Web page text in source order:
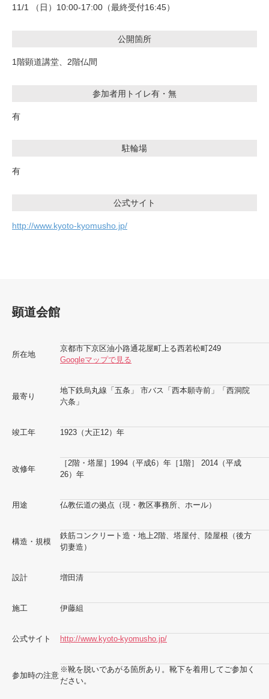
11/1 （日）10:00-17:00（最終受付16:45）
公開箇所
1階顕道講堂、2階仏間
参加者用トイレ有・無
有
駐輪場
有
公式サイト
http://www.kyoto-kyomusho.jp/
顕道会館
所在地
京都市下京区油小路通花屋町上る西若松町249
Googleマップで見る
最寄り
地下鉄烏丸線「五条」 市バス「西本願寺前」「西洞院
六条」
竣工年 1923（大正12）年
改修年
［2階・塔屋］1994（平成6）年［1階］ 2014（平成
26）年
用途 仏教伝道の拠点（現・教区事務所、ホール）
構造・規模
鉄筋コンクリート造・地上2階、塔屋付、陸屋根（後方
切妻造）
設計 増田清
施工 伊藤組
公式サイト http://www.kyoto-kyomusho.jp/
参加時の注意
※靴を脱いであがる箇所あり。靴下を着用してご参加く
ださい。